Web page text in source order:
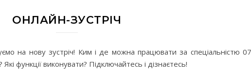
ОНЛАЙН-ЗУСТРІЧ
на нову зустріч! Ким і де можна працювати за спеціальністю
функції виконувати? Підключайтесь і дізнаєтесь!